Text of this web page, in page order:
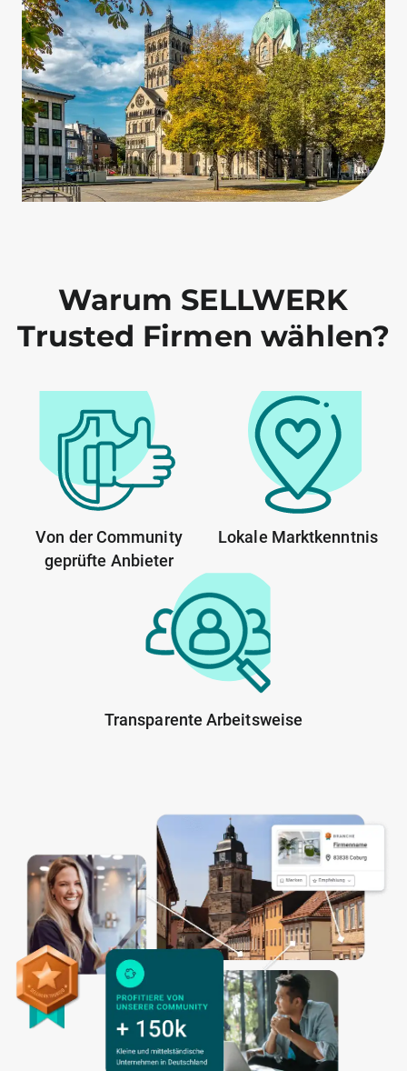
Warum SELLWERK
Trusted Firmen wählen?
Von der Community
geprüfte Anbieter
Lokale Marktkenntnis
Transparente Arbeitsweise